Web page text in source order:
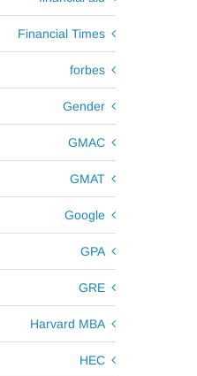
Financial Times
forbes
Gender
GMAC
GMAT
Google
GPA
GRE
Harvard MBA
HEC